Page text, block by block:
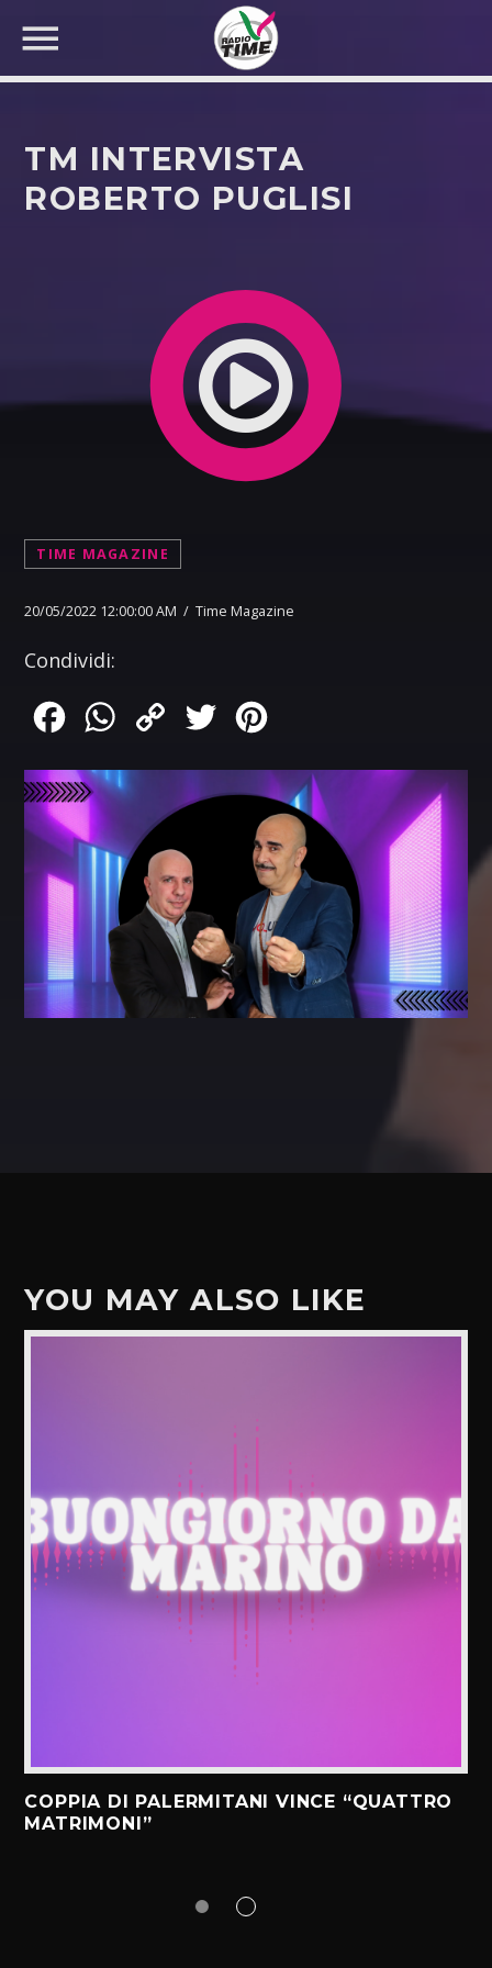
TM INTERVISTA
ROBERTO PUGLISI
TIME MAGAZINE
20/05/2022 12:00:00 AM / Time Magazine
Condividi:
FacebookWhatsApp
Copy
Twitter
YOU MAY ALSO LIKE
COPPIA DI PALERMITANI VINCE “QUATTRO
MATRIMONI”